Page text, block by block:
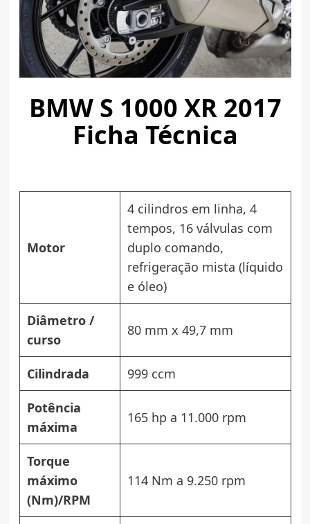
BMW S 1000 XR 2017
Ficha Técnica
Motor
4 cilindros em linha, 4
tempos, 16 válvulas com
duplo comando,
refrigeração mista (líquido
e óleo)
Diâmetro /
curso
80 mm x 49,7 mm
Cilindrada 999 ccm
Potência
máxima
165 hp a 11.000 rpm
Torque
máximo
(Nm)/RPM
114 Nm a 9.250 rpm